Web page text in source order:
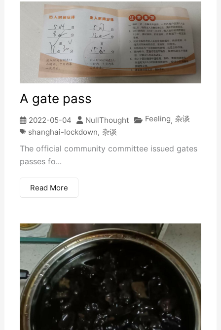
A gate pass
2022-05-04 NullThought Feeling, 杂谈
shanghai-lockdown, 杂谈
The official community committee issued gates
passes fo...
Read More